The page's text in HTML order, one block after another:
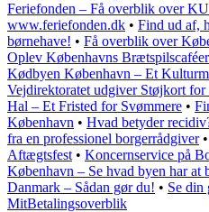
Feriefonden – Få overblik over
www.feriefonden.dk • Find ud af,
børnehave! • Få overblik over
Oplev Københavns
Kødbyen København – Et
Vejdirektoratet udgiver Støjkort for
Hal – Et Fristed for Svømmere •
København • Hvad betyder
fra en professionel borgerrådgiver•
Aftægtsfest • Koncernservice på
København – Se hvad byen har at
Danmark – Sådan gør du! • Se din
MitBetalingsoverblik